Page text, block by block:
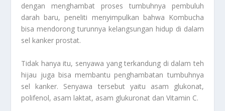
dengan menghambat proses tumbuhnya pembuluh
darah baru, peneliti menyimpulkan bahwa Kombucha
bisa mendorong turunnya kelangsungan hidup di dalam
sel kanker prostat.
Tidak hanya itu, senyawa yang terkandung di dalam teh
hijau juga bisa membantu penghambatan tumbuhnya
sel kanker. Senyawa tersebut yaitu asam glukonat,
polifenol, asam laktat, asam glukuronat dan Vitamin C.